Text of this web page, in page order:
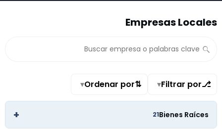
Empresas Locales
⎇
Filtrar por
▾
⇅
Ordenar por
▾
Bienes Raíces
21
+